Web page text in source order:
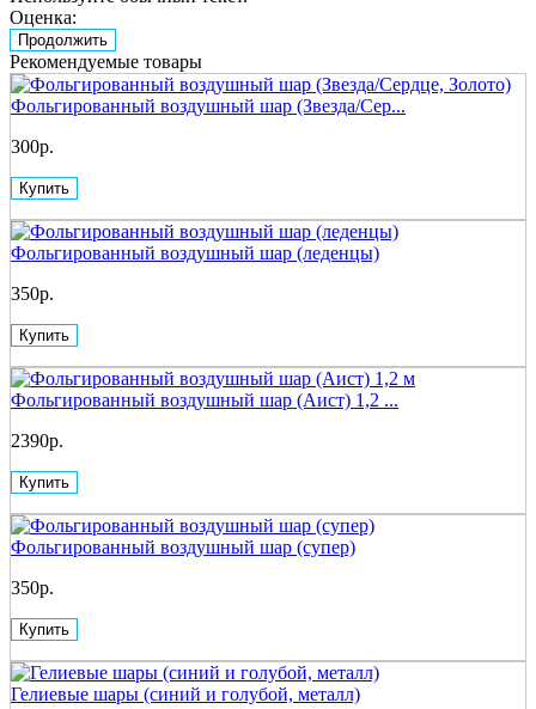
Оценка:
Продолжить
Рекомендуемые товары
Фольгированный воздушный шар (Звезда/Сер...
300р.
Купить
Фольгированный воздушный шар (леденцы)
350р.
Купить
Фольгированный воздушный шар (Аист) 1,2 ...
2390р.
Купить
Фольгированный воздушный шар (супер)
350р.
Купить
Гелиевые шары (синий и голубой, металл)